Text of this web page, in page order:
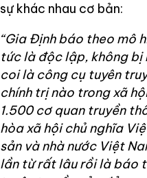
sự khác nhau cơ bản:
“Gia Định báo theo mô
tức là độc lập, không bị
coi là công cụ tuyên
chính trị nào trong xã
1.500 cơ quan truyền
hòa xã hội chủ nghĩa
sản và nhà nước Việt
lần từ rất lâu rồi là báo